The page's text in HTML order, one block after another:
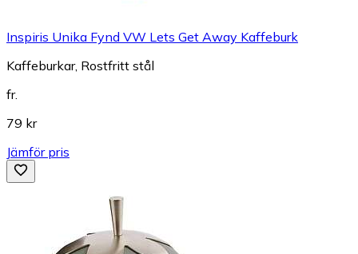
Inspiris Unika Fynd VW Lets Get Away Kaffeburk
Kaffeburkar, Rostfritt stål
fr.
79 kr
Jämför pris